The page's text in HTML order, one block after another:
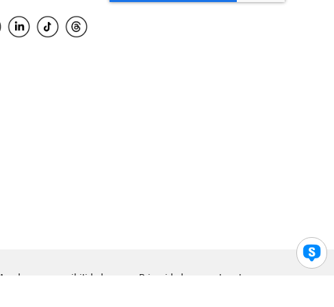
Ayuda para accesibilidad Privacidad Legal